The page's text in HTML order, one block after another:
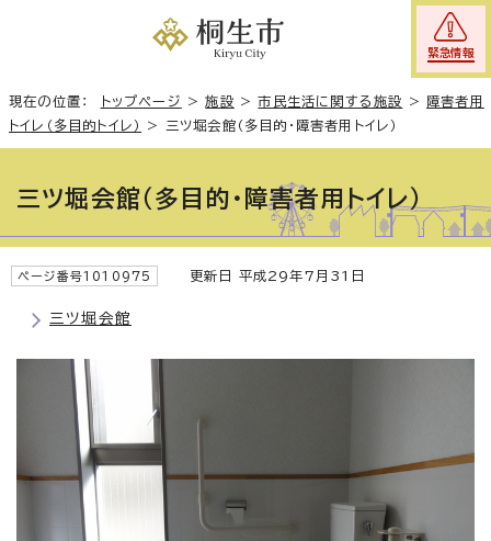
緊急情報
現在の位置： トップページ >施設 >市民生活に関する施設 >
障害者用
トイレ（多目的トイレ）
> 三ツ堀会館（多目的・障害者用トイレ）
三ツ堀会館（多目的・障害者用トイレ）
ページ番号1010975 更新日 平成29年7月31日
三ツ堀会館